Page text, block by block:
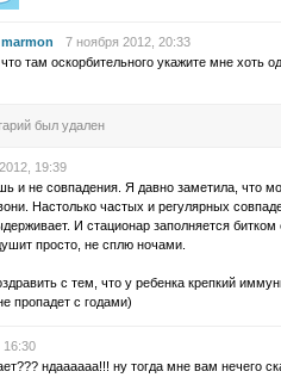
marmon
7 ноября 2012, 20:33
что там оскорбительного укажите мне хоть
был удален
19:39
и не совпадения. Я давно заметила, что
Настолько частых и регулярных
И стационар заполняется
просто, не сплю ночами.
с тем, что у ребенка крепкий
пропадет с годами)
16:30
ндаааааа!!! ну тогда мне вам нечего